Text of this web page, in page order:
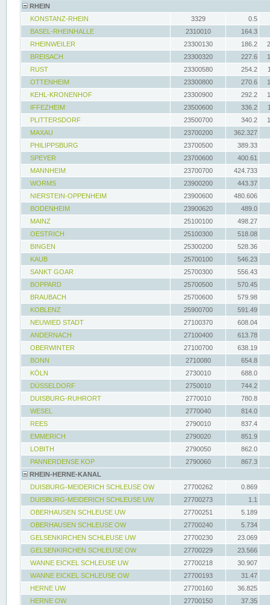
RHEIN
KONSTANZ-RHEIN
3329
0.5
BASEL-RHEINHALLE
2310010
164.3
RHEINWEILER
23300130 186.2
BREISACH
23300320 227.6
RUST
23300580 254.2
OTTENHEIM
23300800 270.6
KEHL-KRONENHOF
23300900 292.2
IFFEZHEIM
23500600 336.2
PLITTERSDORF
23500700 340.2
MAXAU
23700200
362.327
PHILIPPSBURG
23700500
389.33
SPEYER
23700600
400.61
MANNHEIM
23700700
424.733
WORMS
23900200
443.37
NIERSTEIN-OPPENHEIM
23900600
480.606
BODENHEIM
23900620
489.0
MAINZ
25100100
498.27
OESTRICH
25100300
518.08
BINGEN
25300200
528.36
KAUB
25700100
546.23
SANKT GOAR
25700300
556.43
BOPPARD
25700500
570.45
BRAUBACH
25700600
579.98
KOBLENZ
25900700
591.49
NEUWIED STADT
27100370
608.04
ANDERNACH
27100400
613.78
OBERWINTER
27100700
638.19
BONN
2710080
654.8
KÖLN
2730010
688.0
DÜSSELDORF
2750010
744.2
DUISBURG-RUHRORT
2770010
780.8
WESEL
2770040
814.0
REES
2790010
837.4
EMMERICH
2790020
851.9
LOBITH
2790050
862.0
PANNERDENSE KOP
2790060
867.3
RHEIN-HERNE-KANAL
DUISBURG-MEIDERICH SCHLEUSE OW
27700262
0.869
DUISBURG-MEIDERICH SCHLEUSE UW
27700273
1.1
OBERHAUSEN SCHLEUSE UW
27700251
5.189
OBERHAUSEN SCHLEUSE OW
27700240
5.734
GELSENKIRCHEN SCHLEUSE UW
27700230
23.069
GELSENKIRCHEN SCHLEUSE OW
27700229
23.566
WANNE EICKEL SCHLEUSE UW
27700218
30.907
WANNE EICKEL SCHLEUSE OW
27700193
31.47
HERNE UW
27700160
36.825
HERNE OW
27700150
37.35